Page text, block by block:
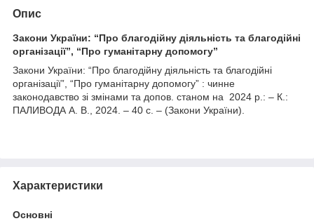
Опис
Закони України: “Про благодійну діяльність та благодійні
організації”, “Про гуманітарну допомогу”
Закони України: “Про благодійну діяльність та благодійні
організації”, “Про гуманітарну допомогу” : чинне
законодавство зі змінами та допов. станом на 2024 р.: – К.:
ПАЛИВОДА А. В., 2024. – 40 с. – (Закони України).
Характеристики
Основні